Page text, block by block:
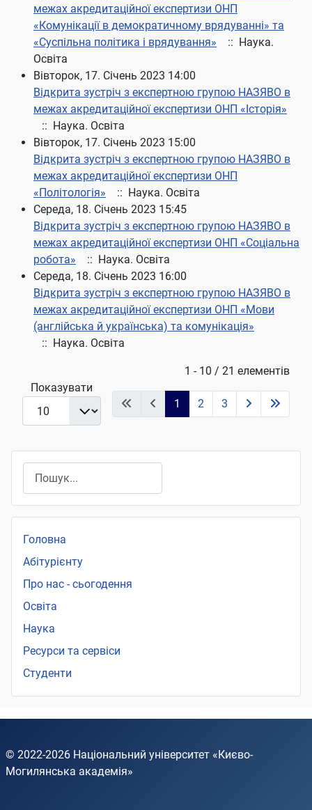
межах акредитаційної експертизи ОНП
«Комунікації в демократичному врядуванні» та
«Суспільна політика і врядування»
:: Наука.
Освіта
Вівторок, 17. Січень 2023 14:00
Відкрита зустріч з експертною групою НАЗЯВО в
межах акредитаційної експертизи ОНП «Історія»
:: Наука. Освіта
Вівторок, 17. Січень 2023 15:00
Відкрита зустріч з експертною групою НАЗЯВО в
межах акредитаційної експертизи ОНП
«Політологія»
:: Наука. Освіта
Середа, 18. Січень 2023 15:45
Відкрита зустріч з експертною групою НАЗЯВО в
межах акредитаційної експертизи ОНП «Соціальна
робота»
:: Наука. Освіта
Середа, 18. Січень 2023 16:00
Відкрита зустріч з експертною групою НАЗЯВО в
межах акредитаційної експертизи ОНП «Мови
(англійська й українська) та комунікація»
:: Наука. Освіта
1 - 10 / 21 елементів
Показувати
1
2 3
Головна
Абітурієнту
Про нас - сьогодення
Освіта
Наука
Ресурси та сервіси
Студенти
© 2022-2026 Національний університет «Києво-
Могилянська академія»